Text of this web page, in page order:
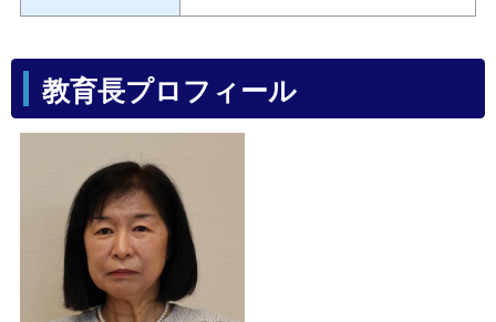
教育長プロフィール